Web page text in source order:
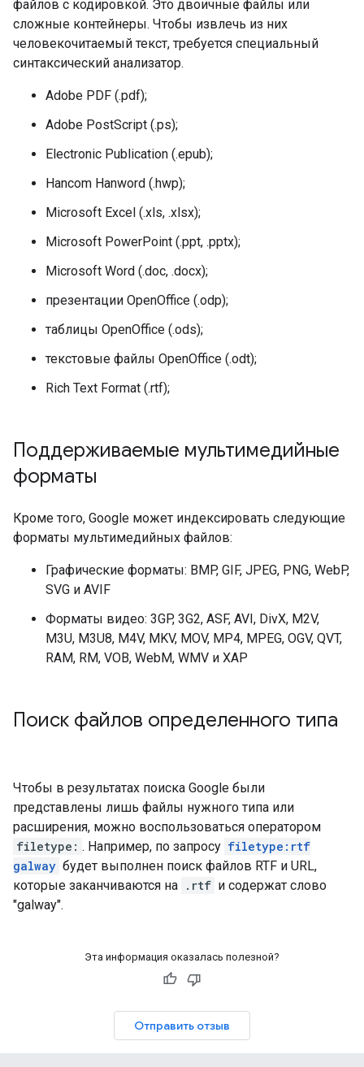
файлов с кодировкой. Это двоичные файлы или
сложные контейнеры. Чтобы извлечь из них
человекочитаемый текст, требуется специальный
синтаксический анализатор.
Adobe PDF (.pdf);
Adobe PostScript (.ps);
Electronic Publication (.epub);
Hancom Hanword (.hwp);
Microsoft Excel (.xls, .xlsx);
Microsoft PowerPoint (.ppt, .pptx);
Microsoft Word (.doc, .docx);
презентации OpenOffice (.odp);
таблицы OpenOffice (.ods);
текстовые файлы OpenOffice (.odt);
Rich Text Format (.rtf);
Поддерживаемые мультимедийные
форматы
Кроме того, Google может индексировать следующие
форматы мультимедийных файлов:
Графические форматы: BMP, GIF, JPEG, PNG, WebP,
SVG и AVIF
Форматы видео: 3GP, 3G2, ASF, AVI, DivX, M2V,
M3U, M3U8, M4V, MKV, MOV, MP4, MPEG, OGV, QVT,
RAM, RM, VOB, WebM, WMV и XAP
Поиск файлов определенного типа
Чтобы в результатах поиска Google были
представлены лишь файлы нужного типа или
расширения, можно воспользоваться оператором
filetype: . Например, по запросу filetype:rtf
galway будет выполнен поиск файлов RTF и URL,
которые заканчиваются на .rtf и содержат слово
"galway".
Эта информация оказалась полезной?
Отправить отзыв